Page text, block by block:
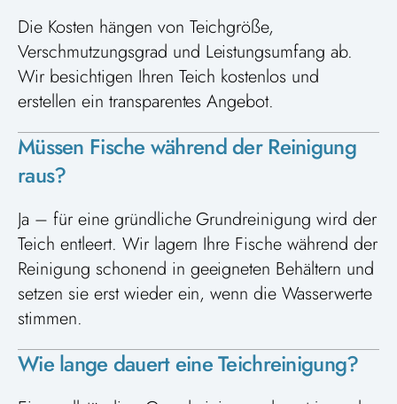
Die Kosten hängen von Teichgröße,
Verschmutzungsgrad und Leistungsumfang ab.
Wir besichtigen Ihren Teich kostenlos und
erstellen ein transparentes Angebot.
Müssen Fische während der Reinigung
raus?
Ja – für eine gründliche Grundreinigung wird der
Teich entleert. Wir lagern Ihre Fische während der
Reinigung schonend in geeigneten Behältern und
setzen sie erst wieder ein, wenn die Wasserwerte
stimmen.
Wie lange dauert eine Teichreinigung?